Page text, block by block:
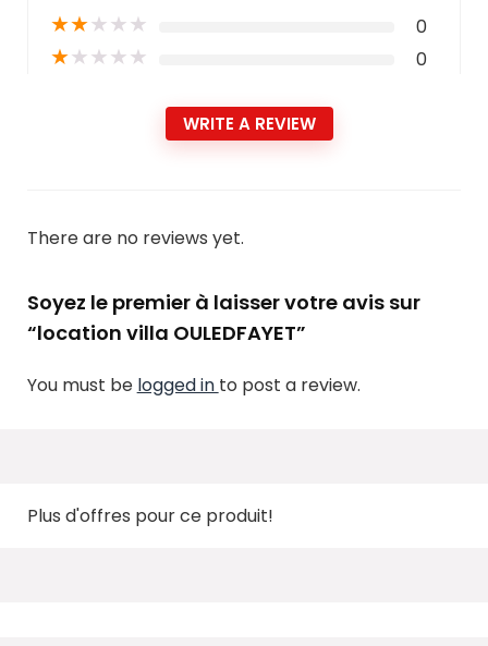
★★★★★ 0
★★★★★ 0
WRITE A REVIEW
There are no reviews yet.
Soyez le premier à laisser votre avis sur
“location villa OULEDFAYET”
You must be logged in to post a review.
Plus d'offres pour ce produit!